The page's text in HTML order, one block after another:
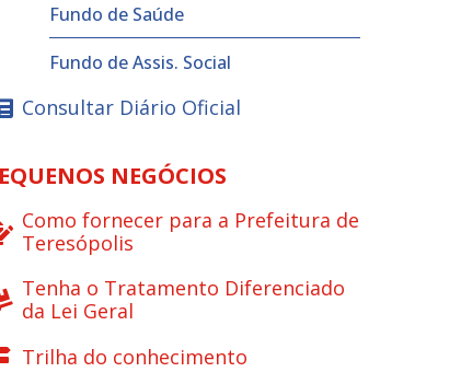
Fundo de Saúde
Fundo de Assis. Social
Consultar Diário Oficial
NEGÓCIOS
Como fornecer para a Prefeitura de
Teresópolis
Tenha o Tratamento Diferenciado
da Lei Geral
Trilha do conhecimento